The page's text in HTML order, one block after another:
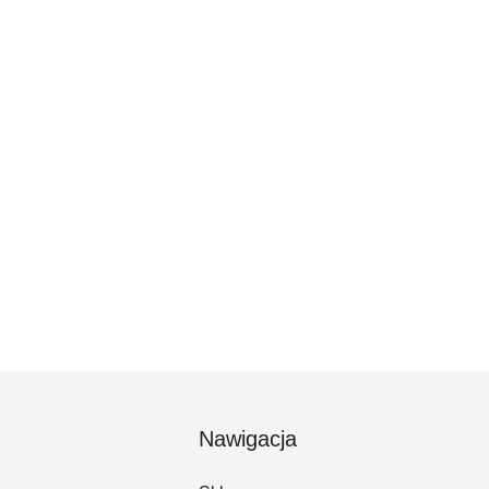
Nawigacja